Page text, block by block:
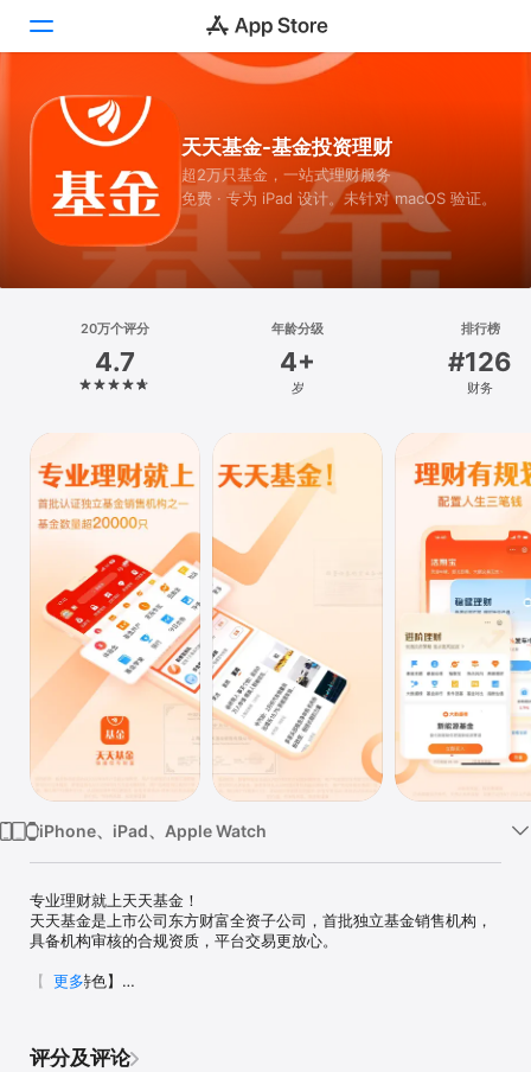
Today
游戏
App
Watch
天天基金-基金投资理财
超2万只基金，一站式理财服务
免费 · 专为 iPad 设计。未针对 macOS 验证。
20万个评分
4.7
年龄分级
4+
岁
排行榜
#126
财务
iPhone、iPad、Apple Watch
专业理财就上天天基金！
天天基金是上市公司东方财富全资子公司，首批独立基金销售机构，
具备机构审核的合规资质，平台交易更放心。
【核心特色】
理财费用省：买基金优惠多，申购费率1折起，个别基金除外。
更多
评分及评论